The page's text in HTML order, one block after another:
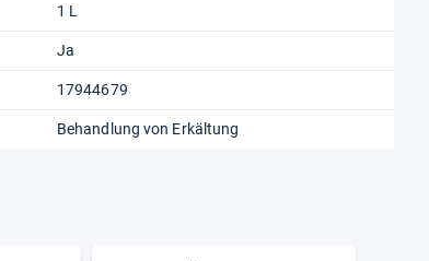
1 L
Ja
17944679
Behandlung von Erkältung